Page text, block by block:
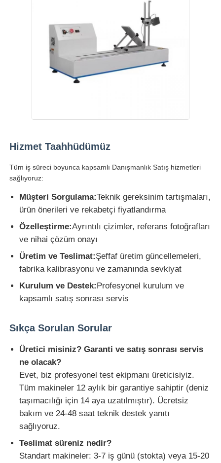
Hizmet Taahhüdümüz
Tüm iş süreci boyunca kapsamlı Danışmanlık Satış hizmetleri
sağlıyoruz:
Müşteri Sorgulama:Teknik gereksinim tartışmaları,
ürün önerileri ve rekabetçi fiyatlandırma
Özelleştirme:Ayrıntılı çizimler, referans fotoğrafları
ve nihai çözüm onayı
Üretim ve Teslimat:Şeffaf üretim güncellemeleri,
fabrika kalibrasyonu ve zamanında sevkiyat
Kurulum ve Destek:Profesyonel kurulum ve
kapsamlı satış sonrası servis
Sıkça Sorulan Sorular
Üretici misiniz? Garanti ve satış sonrası servis
ne olacak?
Evet, biz profesyonel test ekipmanı üreticisiyiz.
Tüm makineler 12 aylık bir garantiye sahiptir (deniz
taşımacılığı için 14 aya uzatılmıştır). Ücretsiz
bakım ve 24-48 saat teknik destek yanıtı
sağlıyoruz.
Teslimat süreniz nedir?
Standart makineler: 3-7 iş günü (stokta) veya 15-20